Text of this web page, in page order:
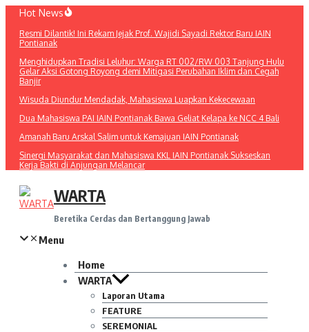
Lewati
konten
Hot News
Resmi Dilantik! Ini Rekam Jejak Prof. Wajidi Sayadi Rektor Baru IAIN
Pontianak
Menghidupkan Tradisi Leluhur: Warga RT 002/RW 003 Tanjung Hulu
Gelar Aksi Gotong Royong demi Mitigasi Perubahan Iklim dan Cegah
Banjir
Wisuda Diundur Mendadak, Mahasiswa Luapkan Kekecewaan
Dua Mahasiswa PAI IAIN Pontianak Bawa Geliat Kelapa ke NCC 4 Bali
Amanah Baru Arskal Salim untuk Kemajuan IAIN Pontianak
Sinergi Masyarakat dan Mahasiswa KKL IAIN Pontianak Sukseskan
Kerja Bakti di Anjungan Melancar
WARTA
Beretika Cerdas dan Bertanggung Jawab
Menu
Home
WARTA
Laporan Utama
FEATURE
SEREMONIAL